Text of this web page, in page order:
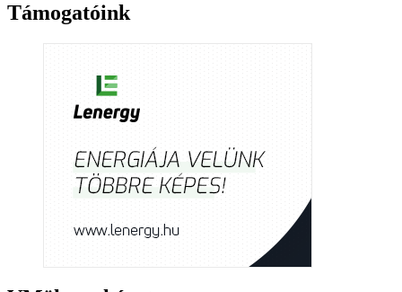
Támogatóink